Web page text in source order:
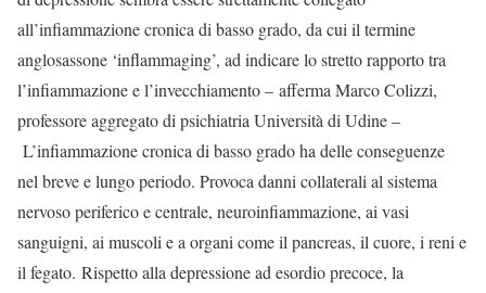
all’infiammazione cronica di basso grado, da cui il termine
anglosassone ‘inflammaging’, ad indicare lo stretto rapporto tra
l’infiammazione e l’invecchiamento – afferma Marco Colizzi,
professore aggregato di psichiatria Università di Udine –
L’infiammazione cronica di basso grado ha delle conseguenze
nel breve e lungo periodo. Provoca danni collaterali al sistema
nervoso periferico e centrale, neuroinfiammazione, ai vasi
sanguigni, ai muscoli e a organi come il pancreas, il cuore, i reni e
il fegato. Rispetto alla depressione ad esordio precoce, la